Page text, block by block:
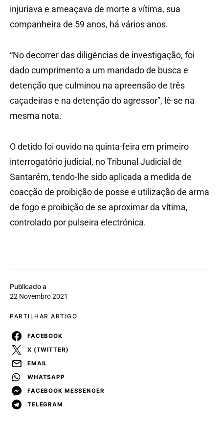
Publicado a
22 Novembro 2021
PARTILHAR ARTIGO
FACEBOOK
X (TWITTER)
EMAIL
WHATSAPP
FACEBOOK MESSENGER
TELEGRAM
injuriava e ameaçava de morte a vítima, sua
companheira de 59 anos, há vários anos.
“No decorrer das diligências de investigação, foi
dado cumprimento a um mandado de busca e
detenção que culminou na apreensão de três
caçadeiras e na detenção do agressor”, lê-se na
mesma nota.
O detido foi ouvido na quinta-feira em primeiro
interrogatório judicial, no Tribunal Judicial de
Santarém, tendo-lhe sido aplicada a medida de
coacção de proibição de posse e utilização de arma
de fogo e proibição de se aproximar da vítima,
controlado por pulseira electrónica.